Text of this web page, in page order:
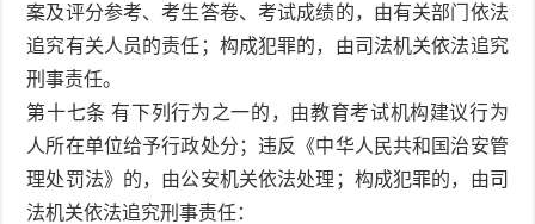
案及评分参考、考生答卷、考试成绩的，由有关部门依法
追究有关人员的责任；构成犯罪的，由司法机关依法追究
刑事责任。
第十七条 有下列行为之一的，由教育考试机构建议行为
人所在单位给予行政处分；违反《中华人民共和国治安管
理处罚法》的，由公安机关依法处理；构成犯罪的，由司
法机关依法追究刑事责任：